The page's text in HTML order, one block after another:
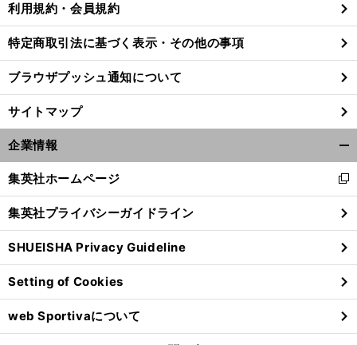
利用規約・会員規約
特定商取引法に基づく表示・その他の事項
ブラウザプッシュ通知について
サイトマップ
企業情報
閉
る
集英社ホームページ
新
し
い
ウ
ィ
ン
ド
ウ
で
開
集英社プライバシーガイドライン
SHUEISHA Privacy Guideline
Setting of Cookies
web Sportivaについて